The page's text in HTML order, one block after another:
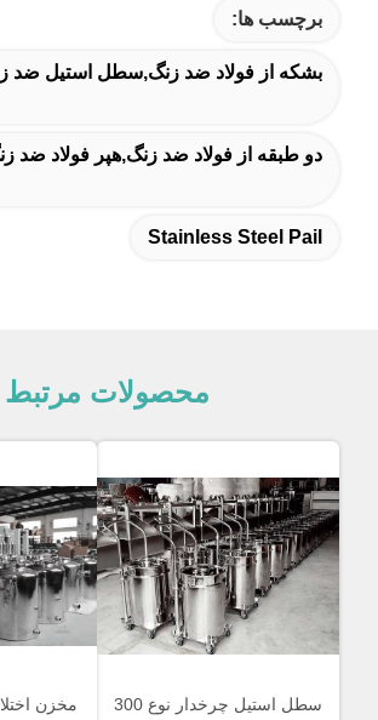
برچسب ها:
بشکه از فولاد ضد زنگ,سطل استیل ضد
دو طبقه از فولاد ضد زنگ,هپر فولاد ضد زنگ 35 لیتر,مخزن شیر دو
Stainless Steel Pail
محصولات مرتبط
سطل استیل چرخدار نوع 300
مخزن